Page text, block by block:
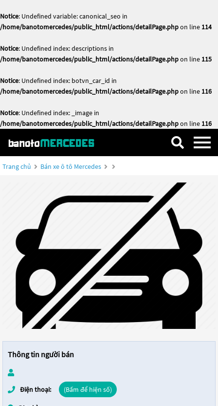
Notice: Undefined variable: canonical_seo in
/home/banotomercedes/public_html/actions/detailPage.phpon line 114
Notice: Undefined index: descriptions in
/home/banotomercedes/public_html/actions/detailPage.phpon line 115
Notice: Undefined index: botvn_car_id in
/home/banotomercedes/public_html/actions/detailPage.phpon line 116
Notice: Undefined index: _image in
/home/banotomercedes/public_html/actions/detailPage.phpon line 116
Trang chủ Bán xe ô tô Mercedes
Thông tin người bán
Điện thoại: (Bấm để hiện số)